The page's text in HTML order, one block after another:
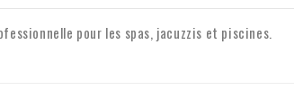
pour les spas, jacuzzis et piscines.